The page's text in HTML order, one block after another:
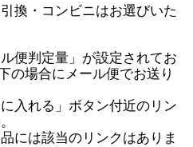
換・コンビニはお選びいた
便判定量」が設定されてお
の場合にメール便でお送り
入れる」ボタン付近のリン
には該当のリンクはありま